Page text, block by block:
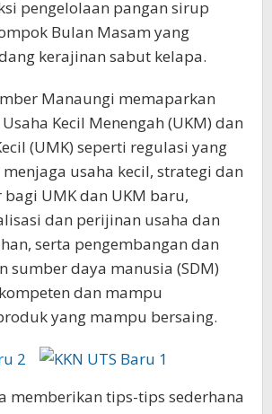
pengelolaan pangan sirup
Bulan Masam yang
kerajinan sabut kelapa.
Manaungi memaparkan
Kecil Menengah (UKM) dan
(UMK) seperti regulasi yang
usaha kecil, strategi dan
UMK dan UKM baru,
dan perijinan usaha dan
serta pengembangan dan
sumber daya manusia (SDM)
dan mampu
yang mampu bersaing.
memberikan tips-tips sederhana